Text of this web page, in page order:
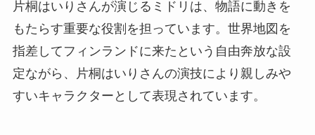
片桐はいりさんが演じるミドリは、物語に動きを
もたらす重要な役割を担っています。世界地図を
指差してフィンランドに来たという自由奔放な設
定ながら、片桐はいりさんの演技により親しみや
すいキャラクターとして表現されています。